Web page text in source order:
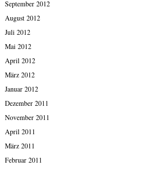
September 2012
August 2012
Juli 2012
Mai 2012
April 2012
März 2012
Januar 2012
Dezember 2011
November 2011
April 2011
März 2011
Februar 2011